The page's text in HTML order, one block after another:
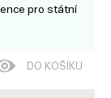
pro státní
DO KOŠÍKU